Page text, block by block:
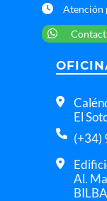
Atención
El
(+34)
Al.